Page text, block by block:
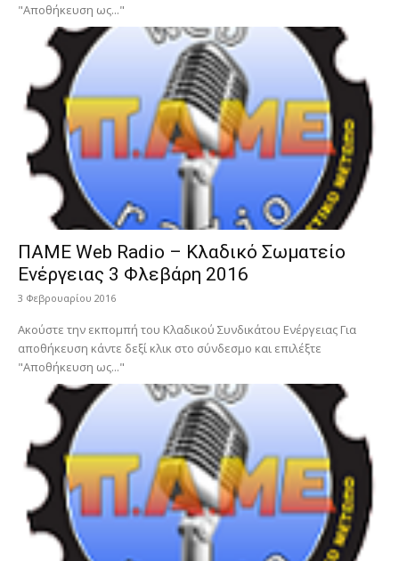
"Αποθήκευση ως..."
ΠΑΜΕ Web Radio – Κλαδικό Σωματείο
Ενέργειας 3 Φλεβάρη 2016
3 Φεβρουαρίου 2016
Ακούστε την εκπομπή του Κλαδικού Συνδικάτου Ενέργειας Για
αποθήκευση κάντε δεξί κλικ στο σύνδεσμο και επιλέξτε
"Αποθήκευση ως..."